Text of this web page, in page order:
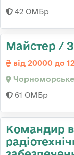
42 ОМБр
Майстер /
від 20000 до
Чорноморське
61 ОМБр
Командир